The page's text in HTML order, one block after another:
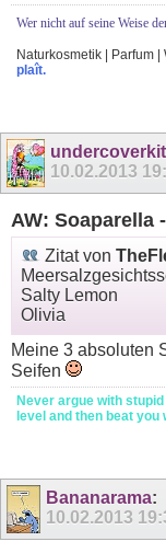
Wer nicht auf seine Weise
Naturkosmetik | Parfum
plaît.
10.02.2013
AW: Soaparella
Zitat von
Salty Lemon
Olivia
Meine 3 absoluten
Seifen
Never argue with
level and then beat you
Bananarama:
10.02.2013